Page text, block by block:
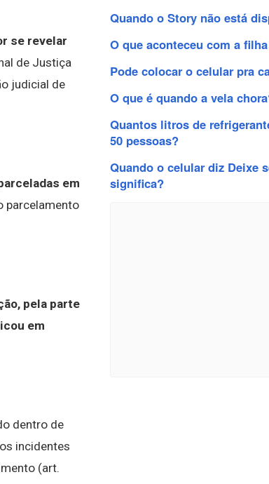
se revelar
de Justiça
judicial de
em
parcelamento
pela parte
em
dentro de
incidentes
(art.
Quando o Story não está
O que aconteceu com a
Pode colocar o celular pra
O que é quando a vela
Quantos litros de
50 pessoas?
Quando o celular diz Deixe
significa?